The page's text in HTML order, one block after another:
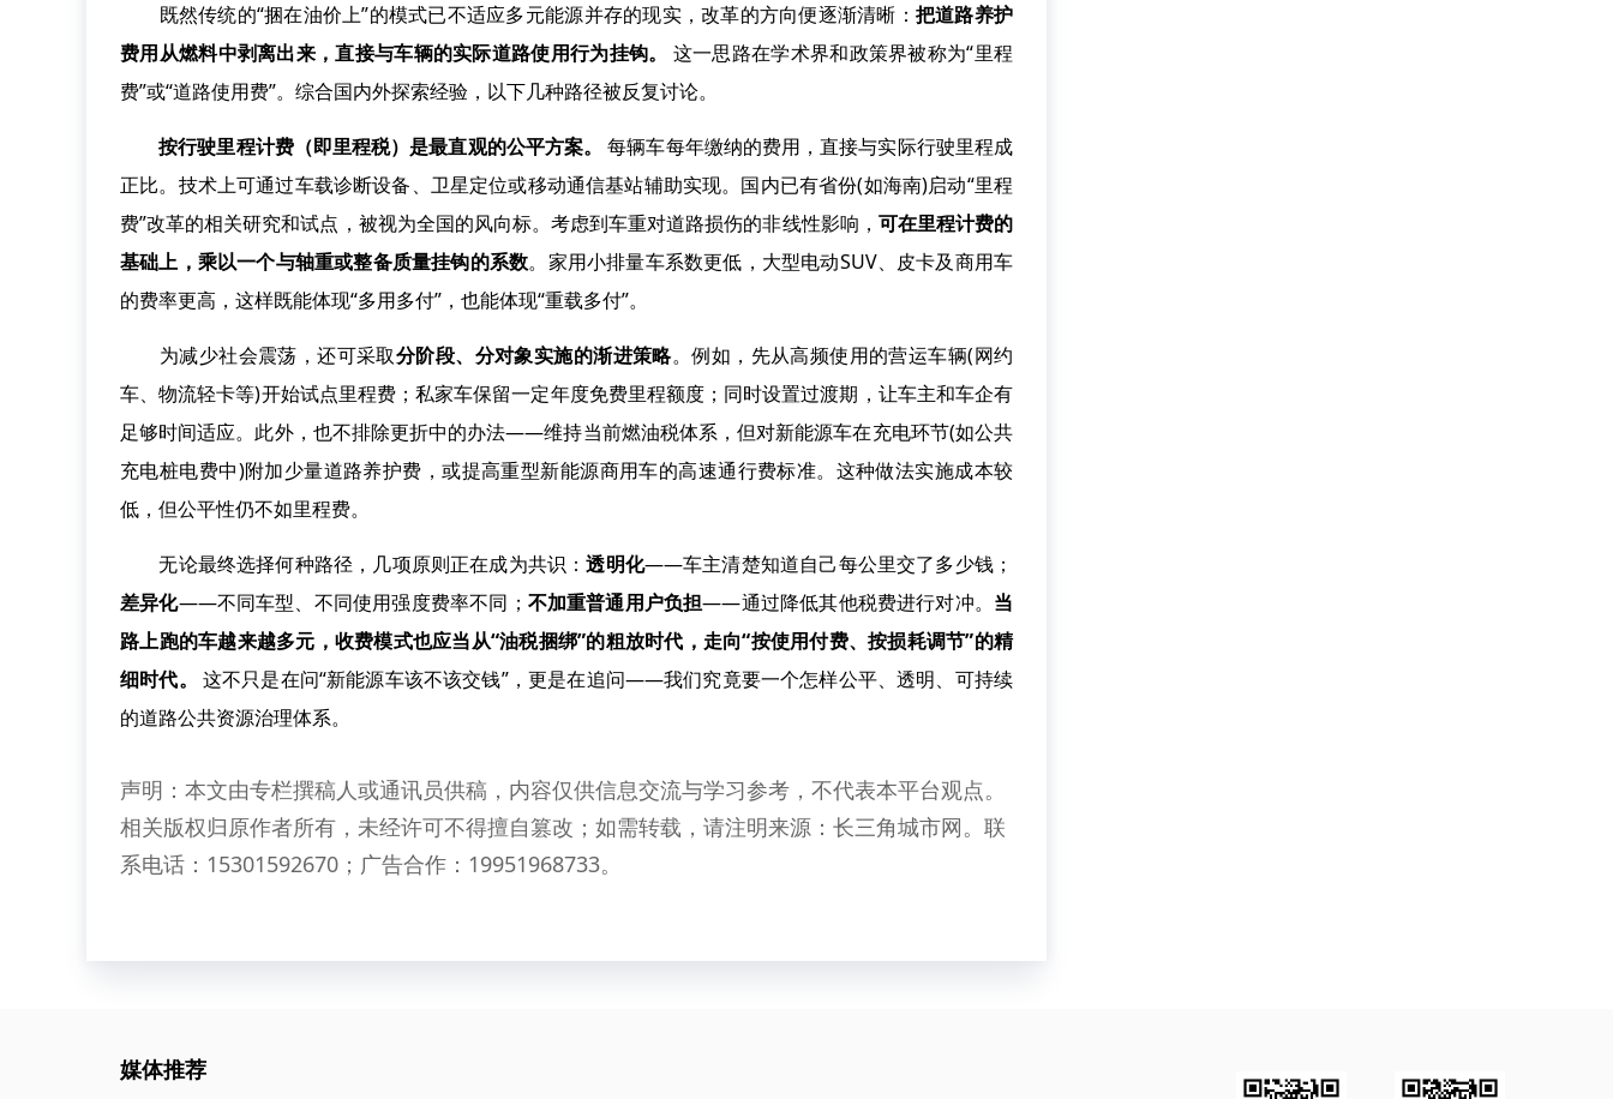
既然传统的“捆在油价上”的模式已不适应多元能源并存的现实，改革的方向便逐渐清晰： 把道路养护
费用从燃料中剥离出来，直接与车辆的实际道路使用行为挂钩。
这一思路在学术界和政策界被称为“里程
费”或“道路使用费”。综合国内外探索经验，以下几种路径被反复讨论。
按行驶里程计费（即里程税）是最直观的公平方案。
每辆车每年缴纳的费用，直接与实际行驶里程成
正比。技术上可通过车载诊断设备、卫星定位或移动通信基站辅助实现。国内已有省份(如海南)启动“里程
费”改革的相关研究和试点，被视为全国的风向标。考虑到车重对道路损伤的非线性影响， 可在里程计费的
基础上，乘以一个与轴重或整备质量挂钩的系数。家用小排量车系数更低，大型电动SUV、皮卡及商用车
的费率更高，这样既能体现“多用多付”，也能体现“重载多付”。
为减少社会震荡，还可采取分阶段、分对象实施的渐进策略。例如，先从高频使用的营运车辆(网约
车、物流轻卡等)开始试点里程费；私家车保留一定年度免费里程额度；同时设置过渡期，让车主和车企有
足够时间适应。此外，也不排除更折中的办法——维持当前燃油税体系，但对新能源车在充电环节(如公共
充电桩电费中)附加少量道路养护费，或提高重型新能源商用车的高速通行费标准。这种做法实施成本较
低，但公平性仍不如里程费。
无论最终选择何种路径，几项原则正在成为共识：透明化——车主清楚知道自己每公里交了多少钱；
差异化——不同车型、不同使用强度费率不同； 不加重普通用户负担——通过降低其他税费进行对冲。 当
路上跑的车越来越多元，收费模式也应当从“油税捆绑”的粗放时代，走向“按使用付费、按损耗调节”的精
细时代。
这不只是在问“新能源车该不该交钱”，更是在追问——我们究竟要一个怎样公平、透明、可持续
的道路公共资源治理体系。
声明：本文由专栏撰稿人或通讯员供稿，内容仅供信息交流与学习参考，不代表本平台观点。
相关版权归原作者所有，未经许可不得擅自篡改；如需转载，请注明来源：长三角城市网。联
系电话：15301592670；广告合作：19951968733。
媒体推荐